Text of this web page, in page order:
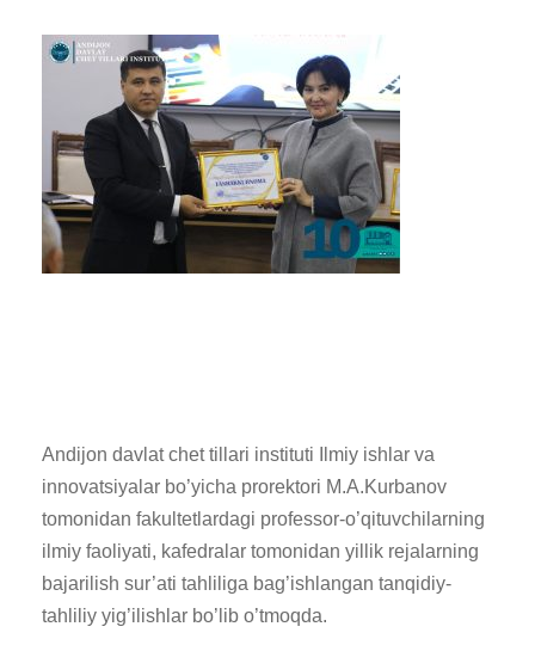
Andijon davlat chet tillari instituti Ilmiy ishlar va
innovatsiyalar bo’yicha prorektori M.A.Kurbanov
tomonidan fakultetlardagi professor-o’qituvchilarning
ilmiy faoliyati, kafedralar tomonidan yillik rejalarning
bajarilish sur’ati tahliliga bag’ishlangan tanqidiy-
tahliliy yig’ilishlar bo’lib o’tmoqda.